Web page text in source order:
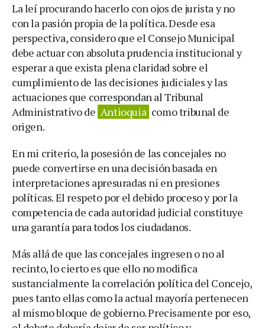
La leí procurando hacerlo con ojos de jurista y no
con la pasión propia de la política. Desde esa
perspectiva, considero que el Consejo Municipal
debe actuar con absoluta prudencia institucional y
esperar a que exista plena claridad sobre el
cumplimiento de las decisiones judiciales y las
actuaciones que correspondan al Tribunal
Administrativo de Antioquia como tribunal de
origen.
En mi criterio, la posesión de las concejales no
puede convertirse en una decisión basada en
interpretaciones apresuradas ni en presiones
políticas. El respeto por el debido proceso y por la
competencia de cada autoridad judicial constituye
una garantía para todos los ciudadanos.
Más allá de que las concejales ingresen o no al
recinto, lo cierto es que ello no modifica
sustancialmente la correlación política del Concejo,
pues tanto ellas como la actual mayoría pertenecen
al mismo bloque de gobierno. Precisamente por eso,